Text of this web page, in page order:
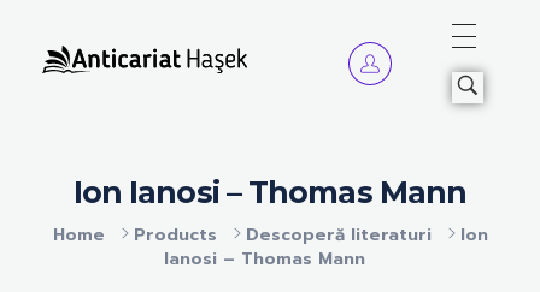
Home Products Descoperă literaturi
Ion
Ianosi – Thomas Mann
Ion Ianosi – Thomas Mann